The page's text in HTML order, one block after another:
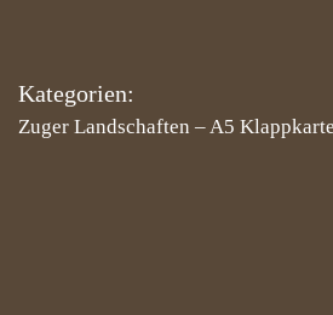
Kategorien:
Zuger Landschaften –A5